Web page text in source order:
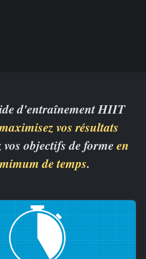
d'entraînement HIIT
vos résultats
vos objectifs de forme en
de temps.